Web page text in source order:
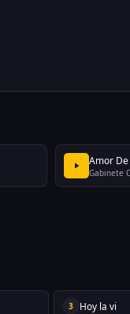
Amor
Gabinete
3 Hoy la vi